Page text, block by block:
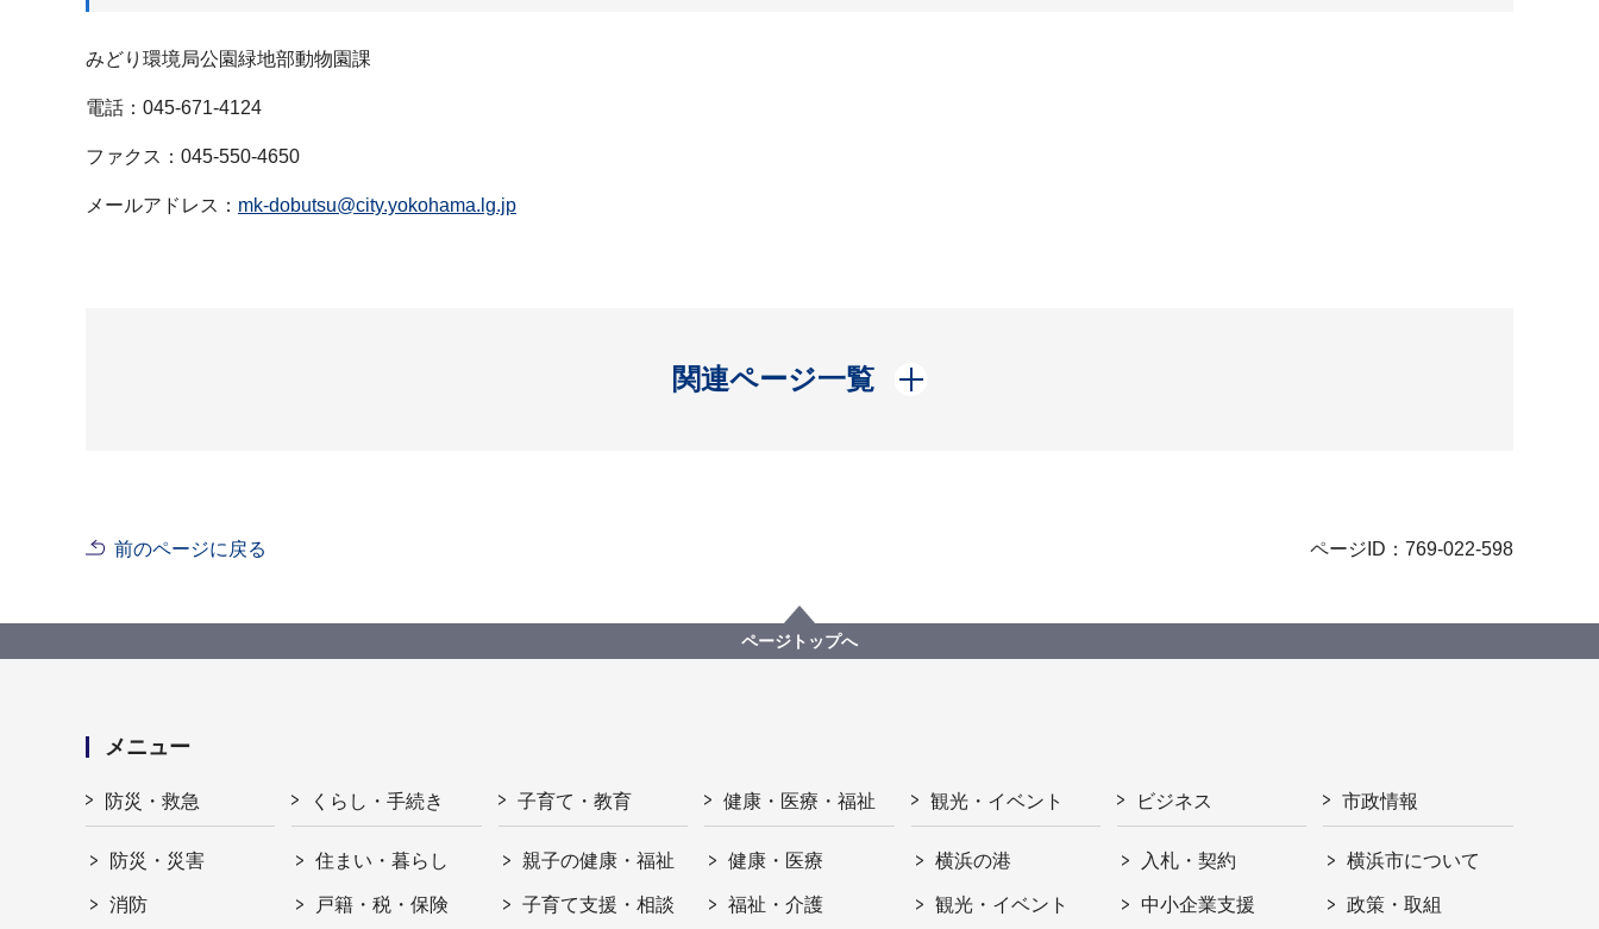
みどり環境局公園緑地部動物園課
電話：045-671-4124
ファクス：045-550-4650
メールアドレス： mk-dobutsu@city.yokohama.lg.jp
関連ページ一覧
開く
前のページに戻る ページID：769-022-598
ページトップへ
メニュー
防災・救急
防災・災害
消防
くらし・手続き
住まい・暮らし
戸籍・税・保険
子育て・教育
親子の健康・福祉
子育て支援・相談
健康・医療・福祉
健康・医療
福祉・介護
観光・イベント
横浜の港
観光・イベント
ビジネス
入札・契約
中小企業支援
市政情報
横浜市について
政策・取組